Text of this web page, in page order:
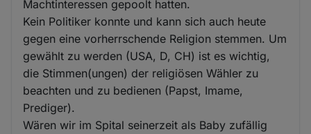
Machtinteressen gepoolt hatten.
Kein Politiker konnte und kann sich auch heute
gegen eine vorherrschende Religion stemmen. Um
gewählt zu werden (USA, D, CH) ist es wichtig,
die Stimmen(ungen) der religiösen Wähler zu
beachten und zu bedienen (Papst, Imame,
Prediger).
Wären wir im Spital seinerzeit als Baby zufällig